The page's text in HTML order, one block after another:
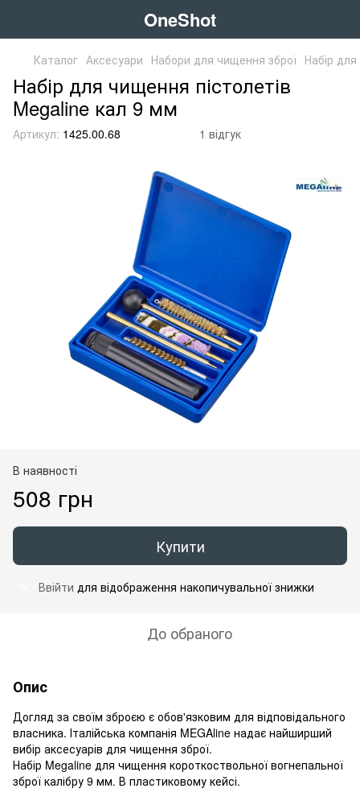
OneShot
Каталог Аксесуари Набори для чищення зброї Набір
Набір для чищення пістолетів
Megaline кал 9 мм
Артикул: 1425.00.68 1 відгук
В наявності
508 грн
Купити
Ввійти для відображення накопичувальної знижки
До обраного
Опис
Догляд за своїм зброєю є обов'язковим для відповідального
власника. Італійська компанія MEGAline надає найширший
вибір аксесуарів для чищення зброї.
Набір Megaline для чищення короткоствольної вогнепальної
зброї калібру 9 мм. В пластиковому кейсі.